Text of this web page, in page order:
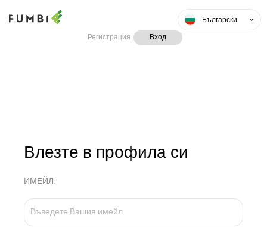
Български
Регистрация Вход
Влезте в профила си
ИМЕЙЛ: